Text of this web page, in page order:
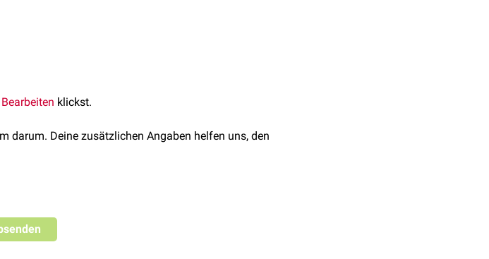
der Iris)
als dunklen horizontalen Spiegel vor der
Bearbeiten klickst.
darum. Deine zusätzlichen Angaben helfen uns, den